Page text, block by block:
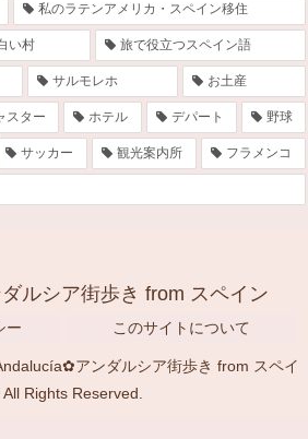
私のラテンアメリカ・スペイン移住
い村 旅で役立つスペイン語
サルモレホ お土産
スター ホテル デパート 野球
サッカー 観光案内所 フラメンコ
ルシア街歩き from スペイン
ー このサイトについて
アンダルシア街歩き from スペイ
All Rights Reserved.